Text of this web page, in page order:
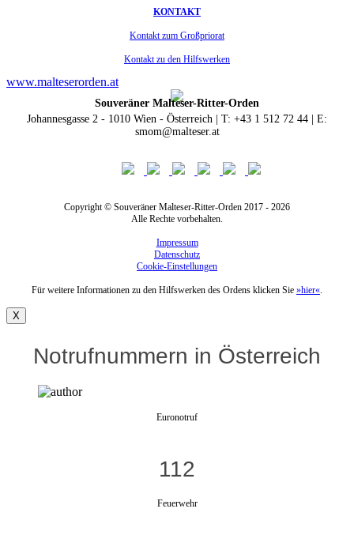
KONTAKT
Kontakt zum Großpriorat
Kontakt zu den Hilfswerken
www.malteserorden.at
Souveräner Malteser-Ritter-Orden
Johannesgasse 2 - 1010 Wien - Österreich | T: +43 1 512 72 44 | E:
smom@malteser.at
Copyright © Souveräner Malteser-Ritter-Orden 2017 - 2026
Alle Rechte vorbehalten.
Impressum
Datenschutz
Cookie-Einstellungen
Für weitere Informationen zu den Hilfswerken des Ordens klicken Sie »hier«.
X
Notrufnummern in Österreich
Euronotruf
112
Feuerwehr